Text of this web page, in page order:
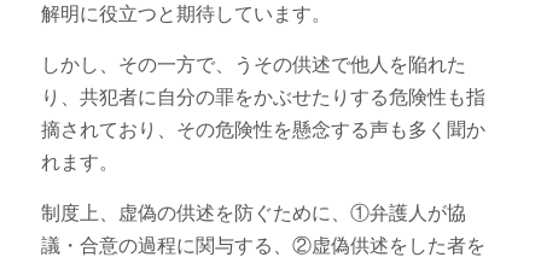
解明に役立つと期待しています。
しかし、その一方で、うその供述で他人を陥れた
り、共犯者に自分の罪をかぶせたりする危険性も指
摘されており、その危険性を懸念する声も多く聞か
れます。
制度上、虚偽の供述を防ぐために、①弁護人が協
議・合意の過程に関与する、②虚偽供述をした者を